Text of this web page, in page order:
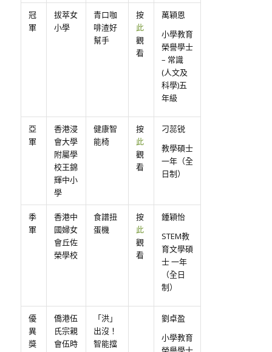
冠
軍
拔萃女
小學
青口咖
啡渣好
幫手
按
此
觀
看
萬穎恩
小學教育
榮譽學士
– 常識
(人文及
科學)五
年級
亞
軍
香港浸
會大學
附屬學
校王錦
輝中小
學
健康智
能椅
按
此
觀
看
刁蕊锐
教學碩士
一年（全
日制）
季
軍
香港中
國婦女
會丘佐
榮學校
食譜扭
蛋機
按
此
觀
看
鍾穎怡
STEM教
育文學碩
士 一年
（全日
制）
優
異
獎
僑港伍
氏宗親
會伍時
「洪」
出沒！
智能擋
劉卓盈
小學教育